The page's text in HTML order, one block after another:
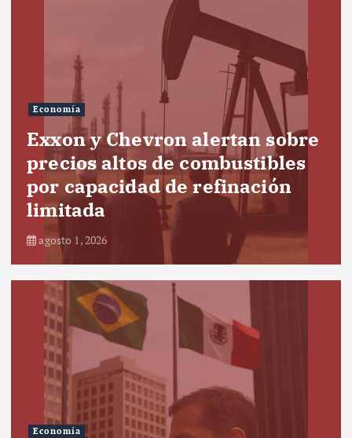
Economía
Exxon y Chevron alertan sobre
precios altos de combustibles
por capacidad de refinación
limitada
agosto 1, 2026
Economía